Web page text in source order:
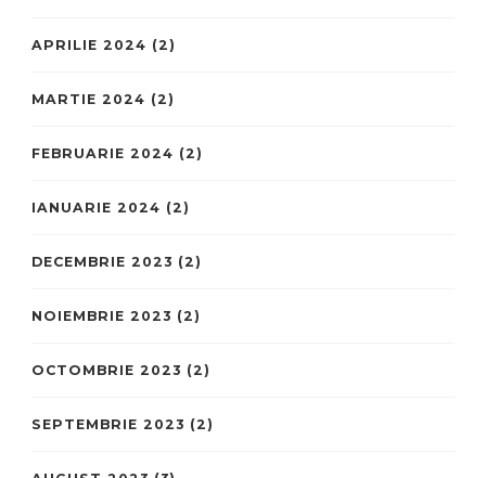
APRILIE 2024 (2)
MARTIE 2024 (2)
FEBRUARIE 2024 (2)
IANUARIE 2024 (2)
DECEMBRIE 2023 (2)
NOIEMBRIE 2023 (2)
OCTOMBRIE 2023 (2)
SEPTEMBRIE 2023 (2)